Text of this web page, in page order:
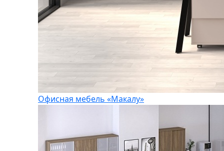
Офисная мебель «Макалу»